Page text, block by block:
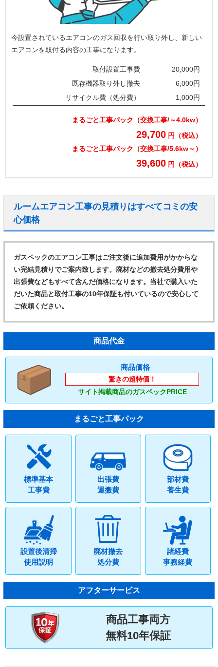
今設置されているエアコンのガス回収を行い取り外し、新しい
エアコンを取付る内容の工事になります。
取付設置工事費
20,000円
既存機器取り外し撤去
6,000円
リサイクル費（処分費）
1,000円
まるごと工事パック（交換工事/～4.0kw）
29,700 円（税込）
まるごと工事パック（交換工事/5.6kw～）
39,600 円（税込）
ルームエアコン工事の見積りはすべてコミの安
心価格
ガスペックのエアコン工事はご注文後に追加費用がかからな
い完結見積りでご案内致します。廃材などの撤去処分費用や
出張費などもすべて含んだ価格になります。当社で購入いた
だいた商品と取付工事の10年保証も付いているので安心して
ご依頼ください。
商品代金
商品価格
驚きの超特価！
サイト掲載商品のガスペックPRICE
まるごと工事パック
標準基本
工事費
出張費
運搬費
部材費
養生費
設置後清掃
使用説明
廃材撤去
処分費
諸経費
事務経費
アフターサービス
商品工事両方
無料10年保証